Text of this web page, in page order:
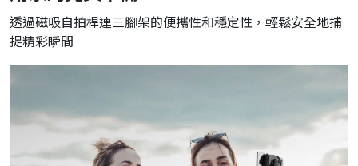
透過磁吸自拍桿連三腳架的便攜性和穩定性，輕鬆安全地捕
捉精彩瞬間